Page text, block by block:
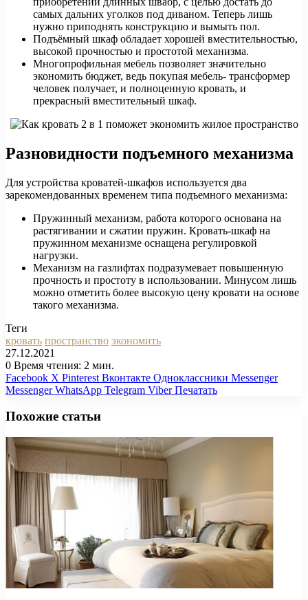
самых дальних уголков под диваном. Теперь лишь
нужно приподнять конструкцию и вымыть пол.
Подъёмный шкаф обладает хорошей вместительностью,
высокой прочностью и простотой механизма.
Многопрофильная мебель позволяет значительно
экономить бюджет, ведь покупая мебель- трансформер
человек получает, и полноценную кровать, и
прекрасный вместительный шкаф.
Разновидности подъемного механизма
Для устройства кроватей-шкафов используется два
зарекомендованных временем типа подъемного механизма:
Пружинный механизм, работа которого основана на
растягивании и сжатии пружин. Кровать-шкаф на
пружинном механизме оснащена регулировкой
нагрузки.
Механизм на газлифтах подразумевает повышенную
прочность и простоту в использовании. Минусом лишь
можно отметить более высокую цену кровати на основе
такого механизма.
Теги
кровать пространство экономить
27.12.2021
0 Время чтения: 2 мин.
Facebook X Pinterest Вконтакте Одноклассники Messenger
Messenger WhatsApp Telegram Viber Печатать
Похожие статьи